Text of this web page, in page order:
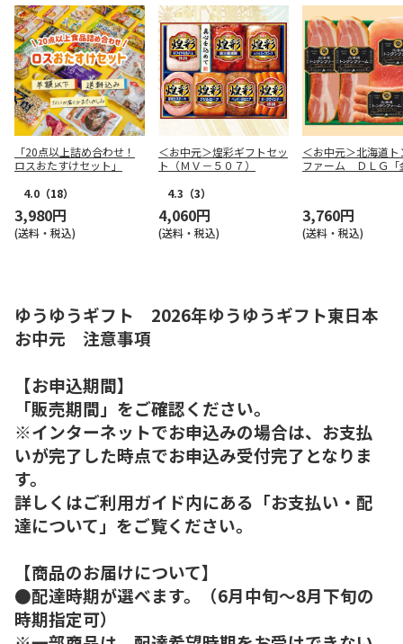
「20点以上詰め合わせ！
ロスおたすけセット」
4.0 （18）
3,980円
(送料・税込)
＜お中元＞煌彩ギフトセッ
ト（ＭＶ－５０７）
4.3 （3）
4,060円
(送料・税込)
＜お中元＞北海道ト
ファーム ＤＬＧ「
3,760円
(送料・税込)
ゆうゆうギフト 2026年ゆうゆうギフト東日本
お中元 注意事項
【お申込期間】
「販売期間」をご確認ください。
※インターネットでお申込みの場合は、お支払
いが完了した時点でお申込み受付完了となりま
す。
詳しくはご利用ガイド内にある「お支払い・配
達について」をご覧ください。
【商品のお届けについて】
●配達時期が選べます。（6月中旬～8月下旬の
時期指定可）